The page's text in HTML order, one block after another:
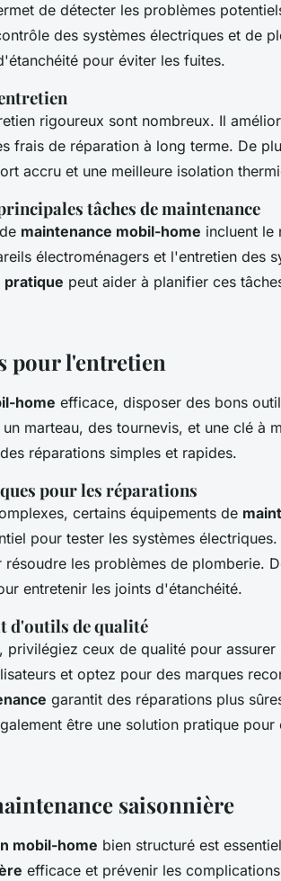
de détecter les problèmes
des systèmes électriques et de
pour éviter les fuites.
rigoureux sont nombreux. Il
frais de réparation à long terme. De
accru et une meilleure isolation
tâches de maintenance
maintenance mobil-home incluent le
électroménagers et l'entretien des
pratique peut aider à planifier ces
pour l'entretien
home efficace, disposer des bons
un marteau, des tournevis, et une clé à
réparations simples et rapides.
pour les réparations
certains équipements de
pour tester les systèmes
les problèmes de plomberie.
entretenir les joints d'étanchéité.
d'outils de qualité
ceux de qualité pour
et optez pour des marques
garantit des réparations plus
être une solution pratique
saisonnière
mobil-home bien structuré est
efficace et prévenir les